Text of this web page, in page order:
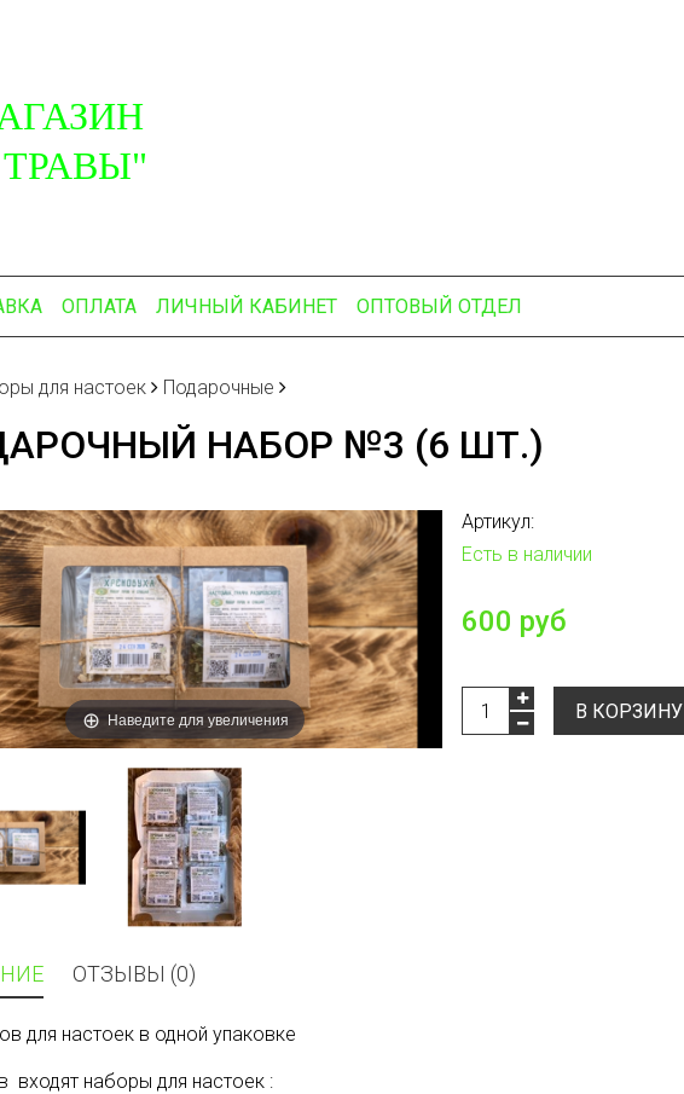
ОПЛАТА ЛИЧНЫЙ КАБИНЕТ ОПТОВЫЙ ОТДЕЛ
для настоек Подарочные
НАБОР №3 (6 ШТ.)
Наведите для увеличения
Артикул:
Есть в наличии
600 руб
В КОРЗИНУ
ОТЗЫВЫ (0)
для настоек в одной упаковке
входят наборы для настоек :